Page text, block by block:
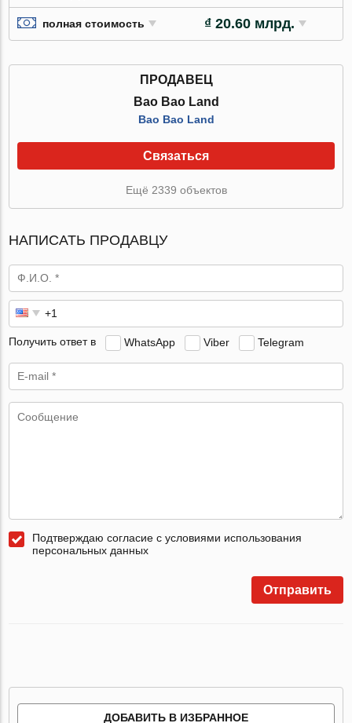
полная стоимость ₫ 20.60 млрд.
ПРОДАВЕЦ
Bao Bao Land
Bao Bao Land
Связаться
Ещё 2339 объектов
НАПИСАТЬ ПРОДАВЦУ
Получить ответ в WhatsApp Viber Telegram
Подтверждаю согласие с условиями использования
персональных данных
Отправить
ДОБАВИТЬ В ИЗБРАННОЕ